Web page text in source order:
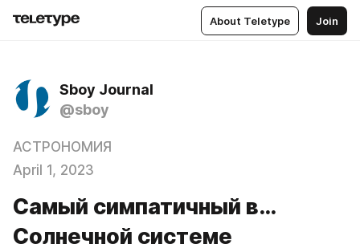
About Teletype Join
Sboy Journal
@sboy
АСТРОНОМИЯ
April 1, 2023
Самый симпатичный в…
Солнечной системе